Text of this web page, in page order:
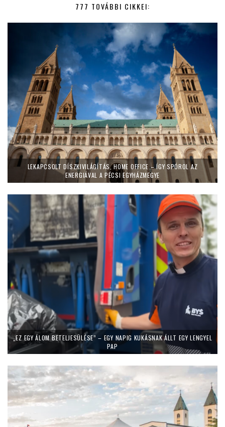
777 TOVÁBBI CIKKEI:
LEKAPCSOLT DÍSZKIVILÁGÍTÁS, HOME OFFICE – ÍGY SPÓROL AZ
ENERGIÁVAL A PÉCSI EGYHÁZMEGYE
„EZ EGY ÁLOM BETELJESÜLÉSE” – EGY NAPIG KUKÁSNAK ÁLLT EGY LENGYEL
PAP